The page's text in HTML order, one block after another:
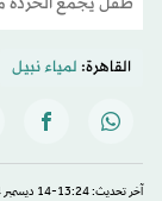
القاهرة: لمياء نبيل
آخر تحديث: 13:24-14 ديسمبر 2024 م ـ 13 جمادى الآخرة 1446 هـ